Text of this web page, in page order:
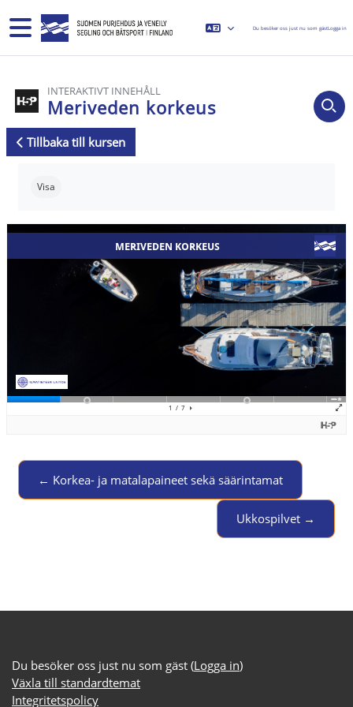
Sidopanel Du besöker oss just nu som gästLogga in
INTERAKTIVT INNEHÅLL
Meriveden korkeus
Tillbaka till kursen
Visa
← Korkea- ja matalapaineet sekä säärintamat
Ukkospilvet →
Du besöker oss just nu som gäst (Logga in)
Växla till standardtemat
Integritetspolicy